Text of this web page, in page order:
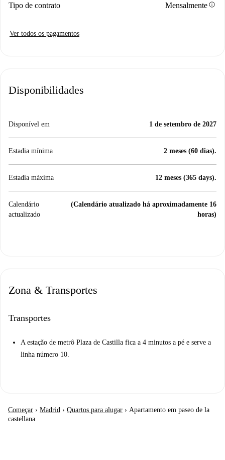
Tipo de contrato Mensalmenteinfo
Ver todos os pagamentos
Disponibilidades
Disponível em 1 de setembro de 2027
Estadia mínima 2 meses (60 dias).
Estadia máxima 12 meses (365 days).
Calendário
actualizado
(Calendário atualizado há aproximadamente 16
horas)
Zona & Transportes
Transportes
A estação de metrô Plaza de Castilla fica a 4 minutos a pé e serve a
linha número 10.
Começar › Madrid › Quartos para alugar › Apartamento em paseo de la
castellana